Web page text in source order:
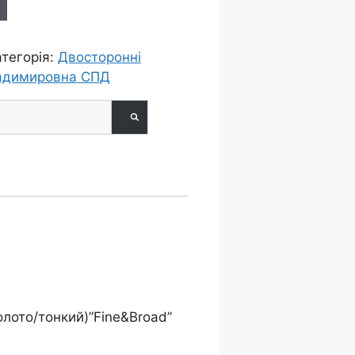
Двосторонні
СПД
тонкий)”Fine&Broad”